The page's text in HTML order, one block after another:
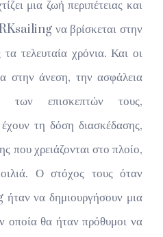
μια ζωή περιπέτειας και
να βρίσκεται στην
τελευταία χρόνια. Και οι
στην άνεση, την ασφάλεια
των επισκεπτών τους,
τη δόση διασκέδασης,
που χρειάζονται στο πλοίο,
Ο στόχος τους όταν
να δημιουργήσουν μια
οποία θα ήταν πρόθυμοι να